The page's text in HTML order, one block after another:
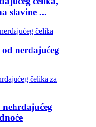
slavine ...
nerđajućeg